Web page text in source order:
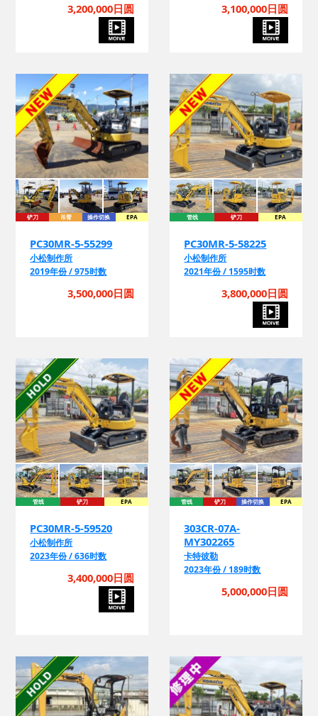
3,200,000日圆 3,100,000日圆
铲刀 吊臂 操作切换 EPA
PC30MR-5-55299
小松制作所
2019年份 / 975时数
3,500,000日圆
管线 铲刀 EPA
PC30MR-5-58225
小松制作所
2021年份 / 1595时数
3,800,000日圆
管线 铲刀 EPA
PC30MR-5-59520
小松制作所
2023年份 / 636时数
3,400,000日圆
管线 铲刀 操作切换 EPA
303CR-07A-
MY302265
卡特彼勒
2023年份 / 189时数
5,000,000日圆